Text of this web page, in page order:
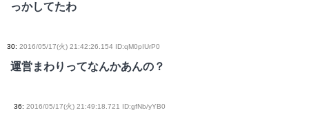
っかしてたわ
30: 2016/05/17(火) 21:42:26.154 ID:qM0pIUrP0
運営まわりってなんかあんの？
36: 2016/05/17(火) 21:49:18.721 ID:gfNb/yYB0